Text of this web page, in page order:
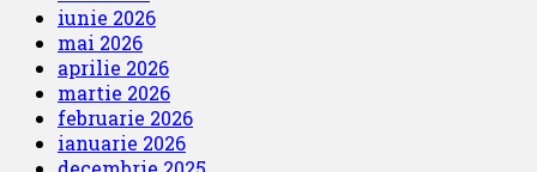
iunie 2026
mai 2026
aprilie 2026
martie 2026
februarie 2026
ianuarie 2026